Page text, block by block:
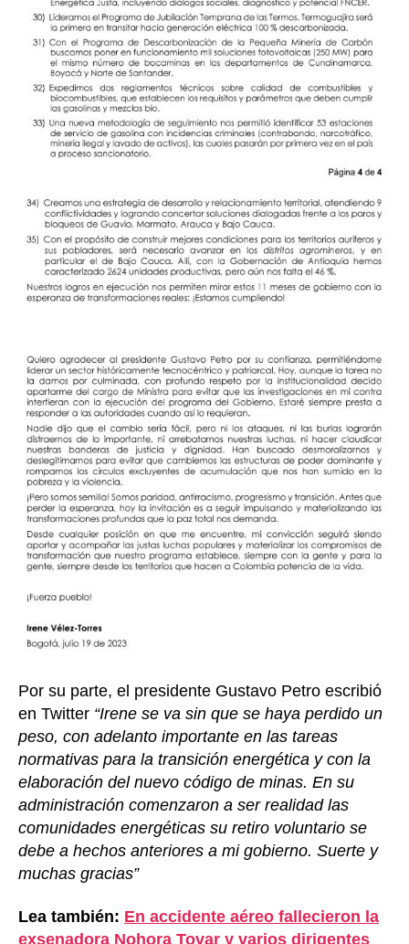
Por su parte, el presidente Gustavo Petro escribió
en Twitter “Irene se va sin que se haya perdido un
peso, con adelanto importante en las tareas
normativas para la transición energética y con la
elaboración del nuevo código de minas. En su
administración comenzaron a ser realidad las
comunidades energéticas su retiro voluntario se
debe a hechos anteriores a mi gobierno. Suerte y
muchas gracias”
Lea también: En accidente aéreo fallecieron la
exsenadora Nohora Tovar y varios dirigentes